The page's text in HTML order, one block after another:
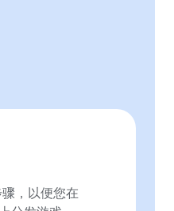
，以便您在